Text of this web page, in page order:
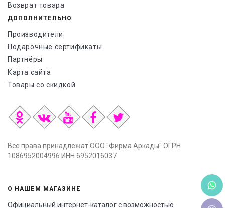
Возврат товара
ДОПОЛНИТЕЛЬНО
Производители
Подарочные сертификаты
Партнёры
Карта сайта
Товары со скидкой
Все права принадлежат ООО "Фирма Аркады" ОГРН
1086952004996 ИНН 6952016037
О НАШЕМ МАГАЗИНЕ
Официальный интернет-каталог с возможностью